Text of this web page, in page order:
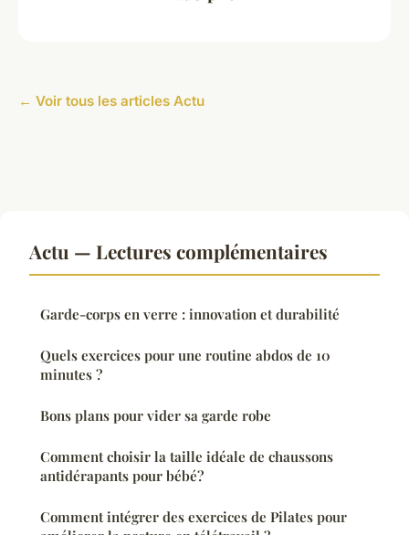
← Voir tous les articles Actu
Actu — Lectures complémentaires
Garde-corps en verre : innovation et durabilité
Quels exercices pour une routine abdos de 10
minutes ?
Bons plans pour vider sa garde robe
Comment choisir la taille idéale de chaussons
antidérapants pour bébé?
Comment intégrer des exercices de Pilates pour